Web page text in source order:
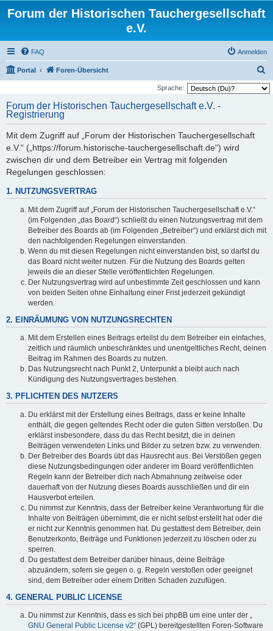
Forum der Historischen Tauchergesellschaft
e.V.
FAQ Anmelden
Portal Foren-Übersicht
u
Sprache:
Forum der Historischen Tauchergesellschaft e.V. -
Registrierung
Mit dem Zugriff auf „Forum der Historischen Tauchergesellschaft
e.V.“ („https://forum.historische-tauchergesellschaft.de“) wird
zwischen dir und dem Betreiber ein Vertrag mit folgenden
Regelungen geschlossen:
1. NUTZUNGSVERTRAG
Mit dem Zugriff auf „Forum der Historischen Tauchergesellschaft e.V.“
(im Folgenden „das Board“) schließt du einen Nutzungsvertrag mit dem
Betreiber des Boards ab (im Folgenden „Betreiber“) und erklärst dich mit
den nachfolgenden Regelungen einverstanden.
Wenn du mit diesen Regelungen nicht einverstanden bist, so darfst du
das Board nicht weiter nutzen. Für die Nutzung des Boards gelten
jeweils die an dieser Stelle veröffentlichten Regelungen.
Der Nutzungsvertrag wird auf unbestimmte Zeit geschlossen und kann
von beiden Seiten ohne Einhaltung einer Frist jederzeit gekündigt
werden.
2. EINRÄUMUNG VON NUTZUNGSRECHTEN
Mit dem Erstellen eines Beitrags erteilst du dem Betreiber ein einfaches,
zeitlich und räumlich unbeschränktes und unentgeltliches Recht, deinen
Beitrag im Rahmen des Boards zu nutzen.
Das Nutzungsrecht nach Punkt 2, Unterpunkt a bleibt auch nach
Kündigung des Nutzungsvertrages bestehen.
3. PFLICHTEN DES NUTZERS
Du erklärst mit der Erstellung eines Beitrags, dass er keine Inhalte
enthält, die gegen geltendes Recht oder die guten Sitten verstoßen. Du
erklärst insbesondere, dass du das Recht besitzt, die in deinen
Beiträgen verwendeten Links und Bilder zu setzen bzw. zu verwenden.
Der Betreiber des Boards übt das Hausrecht aus. Bei Verstößen gegen
diese Nutzungsbedingungen oder anderer im Board veröffentlichten
Regeln kann der Betreiber dich nach Abmahnung zeitweise oder
dauerhaft von der Nutzung dieses Boards ausschließen und dir ein
Hausverbot erteilen.
Du nimmst zur Kenntnis, dass der Betreiber keine Verantwortung für die
Inhalte von Beiträgen übernimmt, die er nicht selbst erstellt hat oder die
er nicht zur Kenntnis genommen hat. Du gestattest dem Betreiber, dein
Benutzerkonto, Beiträge und Funktionen jederzeit zu löschen oder zu
sperren.
Du gestattest dem Betreiber darüber hinaus, deine Beiträge
abzuändern, sofern sie gegen o. g. Regeln verstoßen oder geeignet
sind, dem Betreiber oder einem Dritten Schaden zuzufügen.
4. GENERAL PUBLIC LICENSE
Du nimmst zur Kenntnis, dass es sich bei phpBB um eine unter der „
GNU General Public License v2“ (GPL) bereitgestellten Foren-Software